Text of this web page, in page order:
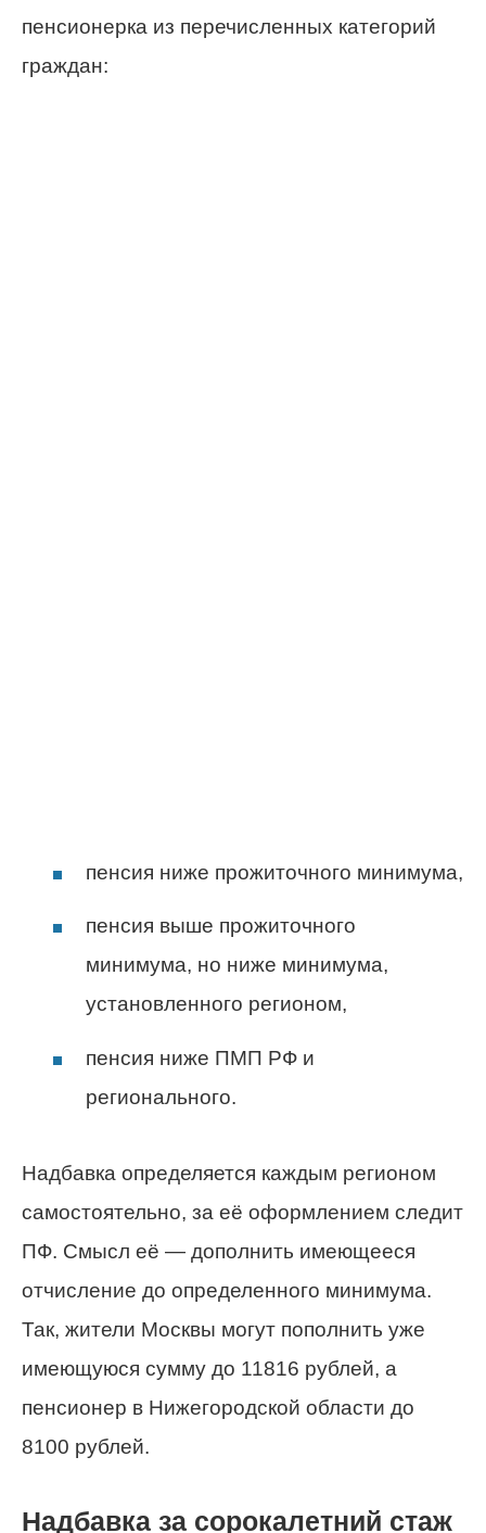
пенсионерка из перечисленных категорий
граждан:
пенсия ниже прожиточного минимума,
пенсия выше прожиточного
минимума, но ниже минимума,
установленного регионом,
пенсия ниже ПМП РФ и
регионального.
Надбавка определяется каждым регионом
самостоятельно, за её оформлением следит
ПФ. Смысл её — дополнить имеющееся
отчисление до определенного минимума.
Так, жители Москвы могут пополнить уже
имеющуюся сумму до 11816 рублей, а
пенсионер в Нижегородской области до
8100 рублей.
Надбавка за сорокалетний стаж